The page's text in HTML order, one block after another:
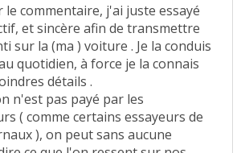
le commentaire, j'ai juste essayé
et sincère afin de transmettre
sur la (ma ) voiture . Je la conduis
quotidien, à force je la connais
détails .
n'est pas payé par les
( comme certains essayeurs de
), on peut sans aucune